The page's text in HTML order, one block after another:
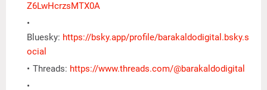
Z6LwHcrzsMTX0A
Bluesky: https://bsky.app/profile/barakaldodigital.bsky.s
ocial
Threads: https://www.threads.com/@barakaldodigital